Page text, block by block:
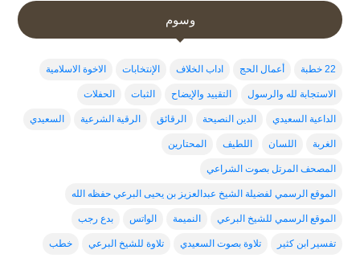
وسوم
22 خطبة أعمال الحج اداب الخلاف الإنتخابات الاخوة الاسلامية
الاستجابة لله والرسول التقييد والإيضاح الثبات الحفلات
الداعية السعيدي الدين النصيحة الرقائق الرقية الشرعية السعيدي
الغربة اللسان اللطيف المحتارين
المصحف المرتل بصوت الشراعي
الموقع الرسمي لفضيلة الشيخ عبدالعزيز بن يحيى البرعي حفظه الله
الموقع الرسمي للشيخ البرعي النميمة الواتس بدع رجب
تفسير ابن كثير تلاوة بصوت السعيدي تلاوة للشيخ البرعي خطب